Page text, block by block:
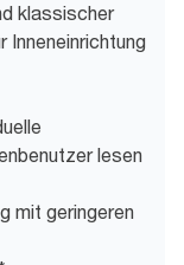
klassischer
Inneneinrichtung
lesen
mit geringeren